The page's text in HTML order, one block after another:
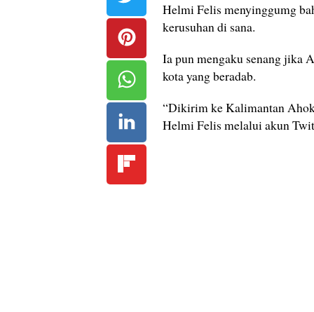
Helmi Felis menyinggumg
kerusuhan di sana.
Ia pun mengaku senang jika
kota yang beradab.
“Dikirim ke Kalimantan
Helmi Felis melalui akun